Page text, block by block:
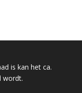
is kan het ca.
wordt.